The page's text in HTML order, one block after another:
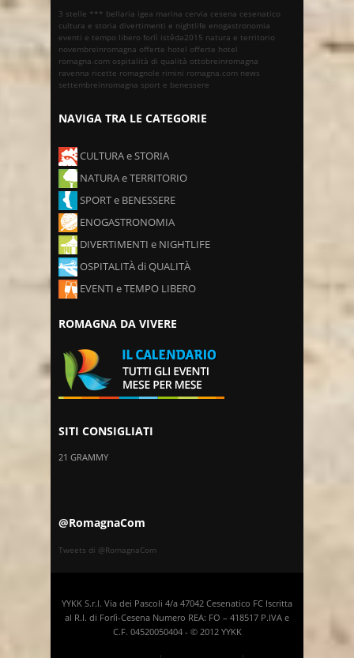
3 stelle *** bellaria igea marina cervia cesena cesenatico
cultura e storia divertimenti e nightlife enogastronomia
eventi e tempo libero forlì istêda2015 natura e territorio
novembreinromagna offerte hotel offerte hotel
romagna.com ospitalità di qualità ottobreinromagna
ravenna ricette romagnole rimini romagna.com news
settembreinromagna sport e benessere
NAVIGA TRA LE CATEGORIE
CULTURA e STORIA
NATURA e TERRITORIO
SPORT e BENESSERE
ENOGASTRONOMIA
DIVERTIMENTI e NIGHTLIFE
OSPITALITÀ di QUALITÀ
EVENTI e TEMPO LIBERO
ROMAGNA DA VIVERE
SITI CONSIGLIATI
21 GRAMMY
@RomagnaCom
Tweets di @RomagnaCom
YYKK S.r.l. Via dei Pascoli 4/a 47042 Cesenatico FC Iscritta
al R.I. di Forlì-Cesena Numero REA: FO – 418517 P.IVA e
C.F. 04520050404 - © 2012 YYKK